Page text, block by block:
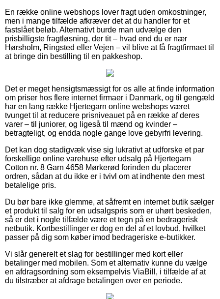
En række online webshops lover fragt uden omkostninger,
men i mange tilfælde afkræver det at du handler for et
fastslået beløb. Alternativt burde man udvælge den
prisbilligste fragtløsning, der tit – hvad end du er nær
Hørsholm, Ringsted eller Vejen – vil blive at få fragtfirmaet til
at bringe din bestilling til en pakkeshop.
Det er meget hensigtsmæssigt for os alle at finde information
om priser hos flere internet firmaer i Danmark, og til gengæld
har en lang række Hjertegarn online webshops været
tvunget til at reducere prisniveauet på en række af deres
varer – til juniorer, og ligeså til mænd og kvinder –
betragteligt, og endda nogle gange love gebyrfri levering.
Det kan dog stadigvæk vise sig lukrativt at udforske et par
forskellige online varehuse efter udsalg på Hjertegarn
Cotton nr. 8 Garn 4658 Mørkerød forinden du placerer
ordren, sådan at du ikke er i tvivl om at indhente den mest
betalelige pris.
Du bør bare ikke glemme, at såfremt en internet butik sælger
et produkt til salg for en udsalgspris som er uhørt beskeden,
så er det i nogle tilfælde være et tegn på en bedragerisk
netbutik. Kortbestillinger er dog en del af et lovbud, hvilket
passer på dig som køber imod bedrageriske e-butikker.
Vi slår generelt et slag for bestillinger med kort eller
betalinger med mobilen. Som et alternativ kunne du vælge
en afdragsordning som eksempelvis ViaBill, i tilfælde af at
du tilstræber at afdrage betalingen over en periode.